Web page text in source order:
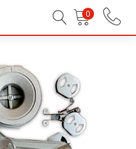
0
Linh Kiện Bếp Gas